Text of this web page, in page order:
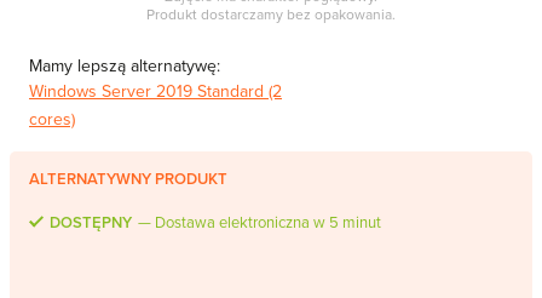
MS Skype for Business Server
MS System Center
Server CALs
Produkt dostarczamy bez opakowania.
Mamy lepszą alternatywę:
Windows Server 2019 Standard (2
cores)
ALTERNATYWNY PRODUKT
DOSTĘPNY Dostawa elektroniczna w 5 minut